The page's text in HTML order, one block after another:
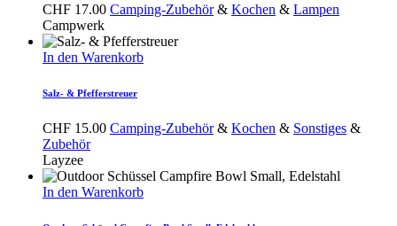
CHF 17.00 Camping-Zubehör& Kochen & Lampen
Campwerk
In den Warenkorb
Salz- & Pfefferstreuer
CHF 15.00 Camping-Zubehör& Kochen & Sonstiges &
Zubehör
Layzee
In den Warenkorb